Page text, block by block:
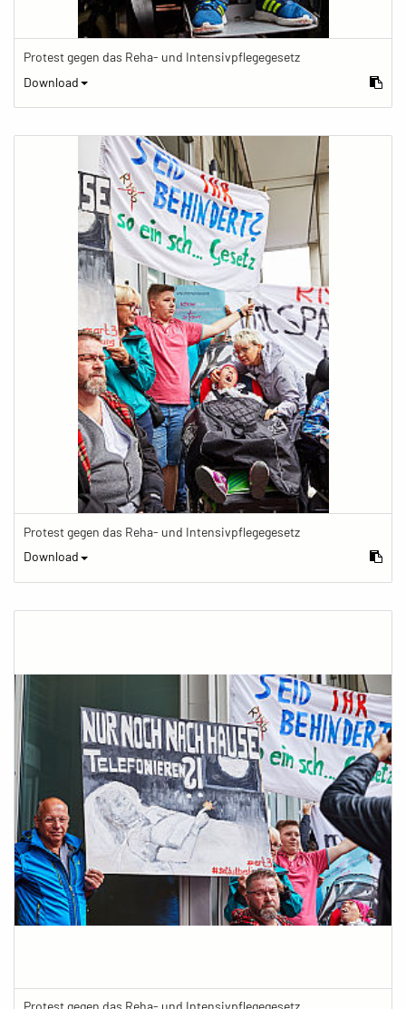
Protest gegen das Reha- und Intensivpflegegesetz
Download
Protest gegen das Reha- und Intensivpflegegesetz
Download